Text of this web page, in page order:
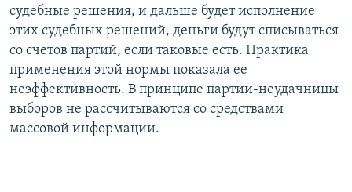
судебные решения, и дальше будет исполнение
этих судебных решений, деньги будут списываться
со счетов партий, если таковые есть. Практика
применения этой нормы показала ее
неэффективность. В принципе партии-неудачницы
выборов не рассчитываются со средствами
массовой информации.